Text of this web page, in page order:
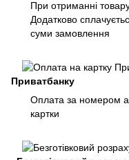
При отриманні
Додатково
суми замовлення
Приватбанку
Оплата за номером
картки